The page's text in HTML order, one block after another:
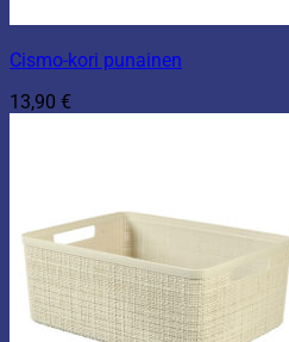
Cismo-kori punainen
13,90 €